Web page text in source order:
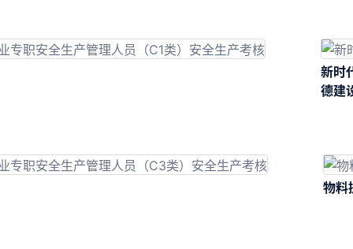
新时
德建
物料